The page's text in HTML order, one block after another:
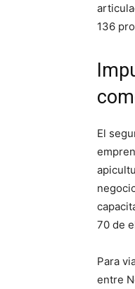
136
El
70 de
Para
entre